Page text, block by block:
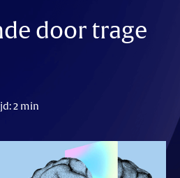
door trage
2 min